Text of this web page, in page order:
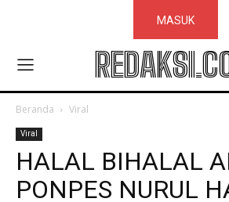
MASUK
Beranda Viral
Viral
HALAL BIHALAL
PONPES NURUL